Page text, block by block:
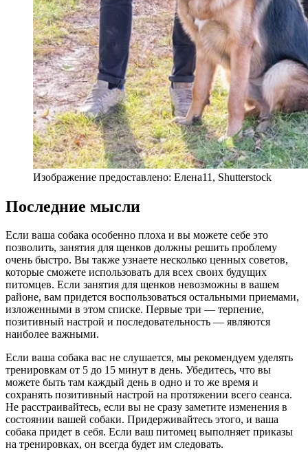
Изображение предоставлено: Елена11, Shutterstock
Последние мысли
Если ваша собака особенно плоха и вы можете себе это
позволить, занятия для щенков должны решить проблему
очень быстро. Вы также узнаете несколько ценных советов,
которые сможете использовать для всех своих будущих
питомцев. Если занятия для щенков невозможны в вашем
районе, вам придется воспользоваться остальными приемами,
изложенными в этом списке. Первые три — терпение,
позитивный настрой и последовательность — являются
наиболее важными.
Если ваша собака вас не слушается, мы рекомендуем уделять
тренировкам от 5 до 15 минут в день. Убедитесь, что вы
можете быть там каждый день в одно и то же время и
сохранять позитивный настрой на протяжении всего сеанса.
Не расстраивайтесь, если вы не сразу заметите изменения в
состоянии вашей собаки. Придерживайтесь этого, и ваша
собака придет в себя. Если ваш питомец выполняет приказы
на тренировках, он всегда будет им следовать.